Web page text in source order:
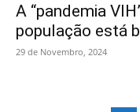
A “pandemia
população está
29 de Novembro, 2024